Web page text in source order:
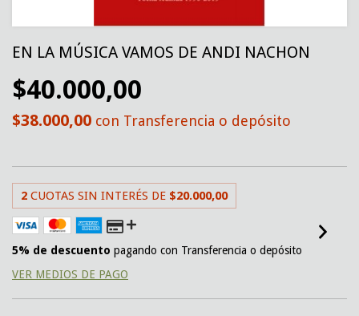
EN LA MÚSICA VAMOS DE ANDI NACHON
$40.000,00
$38.000,00 con Transferencia o depósito
2 CUOTAS SIN INTERÉS DE $20.000,00
5% de descuento pagando con Transferencia o depósito
VER MEDIOS DE PAGO